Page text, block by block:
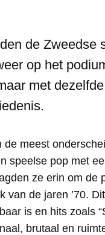
de Zweedse
op het
met
meest
speelse pop met
ze erin om de
van de jaren ’70.
is en hits zoals
brutaal en